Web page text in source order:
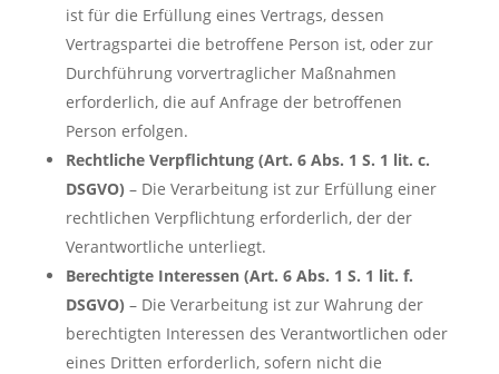
ist für die Erfüllung eines Vertrags, dessen
Vertragspartei die betroffene Person ist, oder zur
Durchführung vorvertraglicher Maßnahmen
erforderlich, die auf Anfrage der betroffenen
Person erfolgen.
Rechtliche Verpflichtung (Art. 6 Abs. 1 S. 1 lit. c.
DSGVO) – Die Verarbeitung ist zur Erfüllung einer
rechtlichen Verpflichtung erforderlich, der der
Verantwortliche unterliegt.
Berechtigte Interessen (Art. 6 Abs. 1 S. 1 lit. f.
DSGVO) – Die Verarbeitung ist zur Wahrung der
berechtigten Interessen des Verantwortlichen oder
eines Dritten erforderlich, sofern nicht die